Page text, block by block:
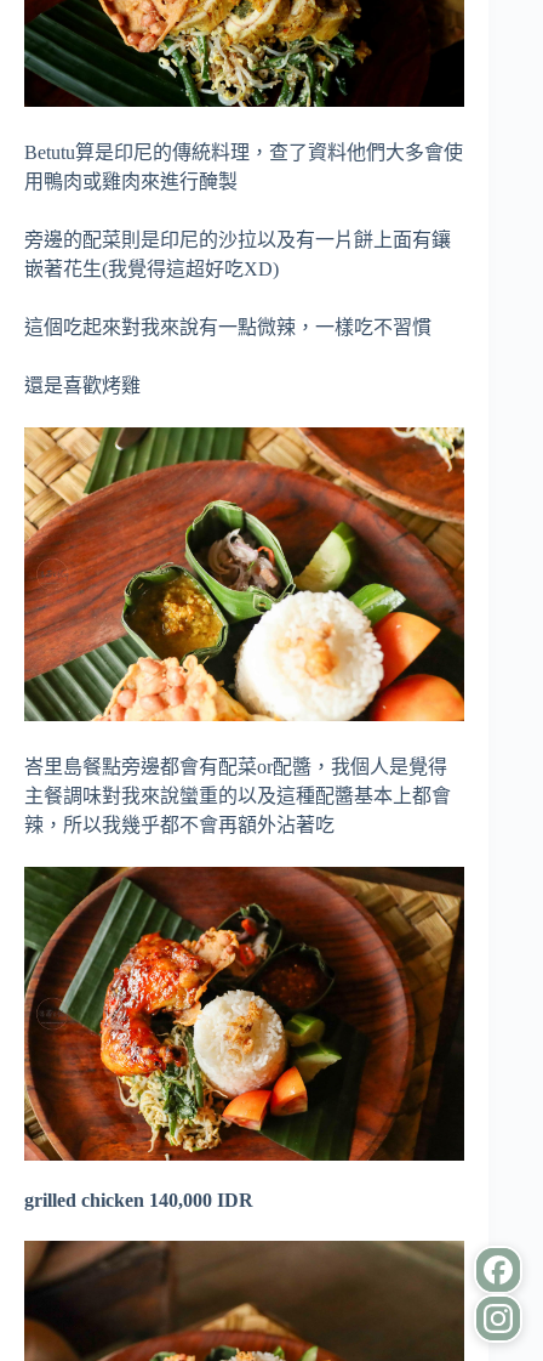
Betutu算是印尼的傳統料理，查了資料他們大多會使
用鴨肉或雞肉來進行醃製
旁邊的配菜則是印尼的沙拉以及有一片餅上面有鑲
嵌著花生(我覺得這超好吃XD)
這個吃起來對我來說有一點微辣，一樣吃不習慣
還是喜歡烤雞
峇里島餐點旁邊都會有配菜or配醬，我個人是覺得
主餐調味對我來說蠻重的以及這種配醬基本上都會
辣，所以我幾乎都不會再額外沾著吃
grilled chicken 140,000 IDR